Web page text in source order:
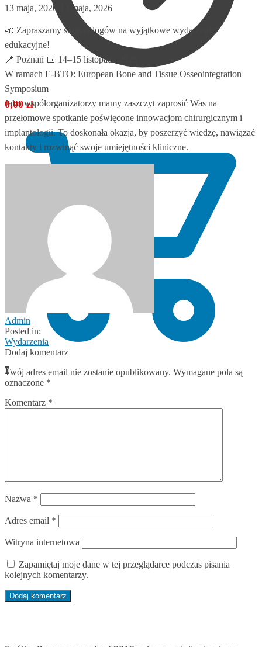
0,00zł
0
13 maja, 2026 13 maja, 2026
📣 Zapraszamy stomatologów na wyjątkowe wydarzenie
edukacyjne!
📍 Poznań 📅 14–15 listopada 2025
W ramach E-BTO: European Bone and Tissue Osseointegration
Symposium
Jako współorganizatorzy mamy zaszczyt zaprosić Was na
przełomowe spotkanie poświęcone innowacjom chirurgicznym i
implantologii. To doskonała okazja, by poszerzyć wiedzę, nawiązać
kontakty i rozwinąć swoje umiejętności kliniczne.
Admin
Posted in:
Wydarzenia
Dodaj komentarz
Twój adres email nie zostanie opublikowany. Wymagane pola są
oznaczone *
Komentarz *
Nazwa *
Adres email *
Witryna internetowa
Zapamiętaj moje dane w tej przeglądarce podczas pisania
kolejnych komentarzy.